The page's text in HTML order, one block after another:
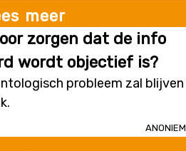
meer
zorgen dat de info
wordt objectief is?
probleem zal blijven
Anoniem